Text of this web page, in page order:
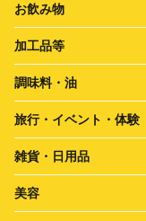
お飲み物
加工品等
調味料・油
旅行・イベント・体験
雑貨・日用品
美容